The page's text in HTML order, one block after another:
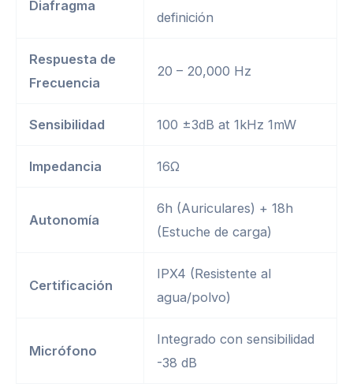
Diafragma
definición
Respuesta de
Frecuencia
20 – 20,000 Hz
Sensibilidad 100 ±3dB at 1kHz 1mW
Impedancia 16Ω
Autonomía
6h (Auriculares) + 18h
(Estuche de carga)
Certificación
IPX4 (Resistente al
agua/polvo)
Micrófono
Integrado con sensibilidad
-38 dB